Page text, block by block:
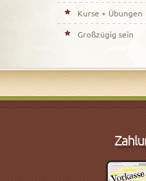
Kurse + Übungen
Großzügig sein